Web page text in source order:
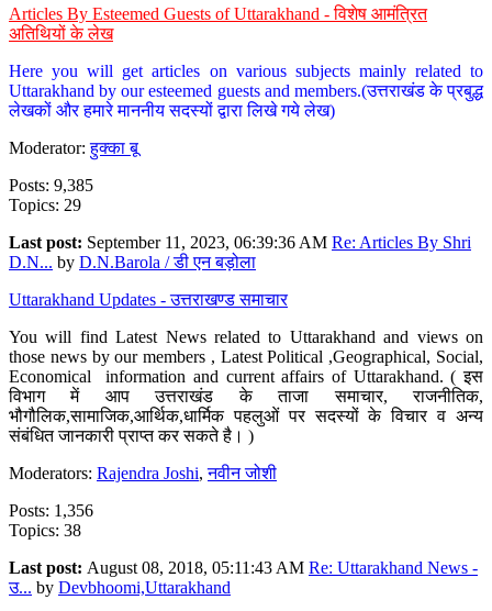
Articles By Esteemed Guests of Uttarakhand - विशेष आमंत्रित
अतिथियों के लेख
Here you will get articles on various subjects mainly related to
Uttarakhand by our esteemed guests and members.(उत्तराखंड के प्रबुद्ध
लेखकों और हमारे माननीय सदस्यों द्वारा लिखे गये लेख)
Moderator:हुक्का बू
Posts: 9,385
Topics: 29
Last post: September 11, 2023, 06:39:36 AM Re: Articles By Shri
D.N... by D.N.Barola / डी एन बड़ोला
Uttarakhand Updates - उत्तराखण्ड समाचार
You will find Latest News related to Uttarakhand and views on
those news by our members , Latest Political ,Geographical, Social,
Economical information and current affairs of Uttarakhand. ( इस
विभाग में आप उत्तराखंड के ताजा समाचार, राजनीतिक,
भौगौलिक,सामाजिक,आर्थिक,धार्मिक पहलुओं पर सदस्यों के विचार व अन्य
संबंधित जानकारी प्राप्त कर सकते है। )
Moderators: Rajendra Joshi,नवीन जोशी
Posts: 1,356
Topics: 38
Last post: August 08, 2018, 05:11:43 AM Re: Uttarakhand News -
उ... by Devbhoomi,Uttarakhand